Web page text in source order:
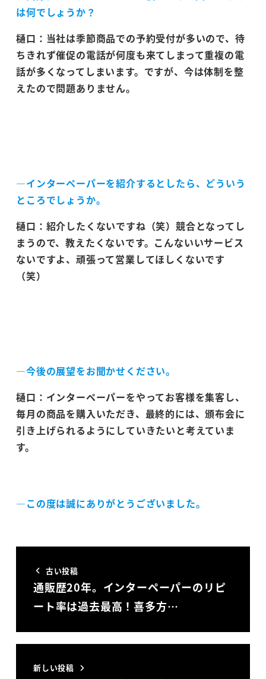
は何でしょうか？
樋口：当社は季節商品での予約受付が多いので、待
ちきれず催促の電話が何度も来てしまって重複の電
話が多くなってしまいます。ですが、今は体制を整
えたので問題ありません。
―インターペーパーを紹介するとしたら、どういう
ところでしょうか。
樋口：紹介したくないですね（笑）競合となってし
まうので、教えたくないです。こんないいサービス
ないですよ、頑張って営業してほしくないです
（笑）
―今後の展望をお聞かせください。
樋口：インターペーパーをやってお客様を集客し、
毎月の商品を購入いただき、最終的には、頒布会に
引き上げられるようにしていきたいと考えていま
す。
―この度は誠にありがとうございました。
古い投稿
通販歴20年。インターペーパーのリピ
ート率は過去最高！喜多方…
新しい投稿